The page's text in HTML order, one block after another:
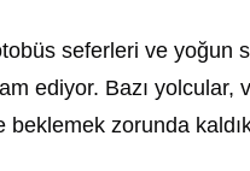
seferleri ve yoğun
ediyor. Bazı yolcular,
zorunda